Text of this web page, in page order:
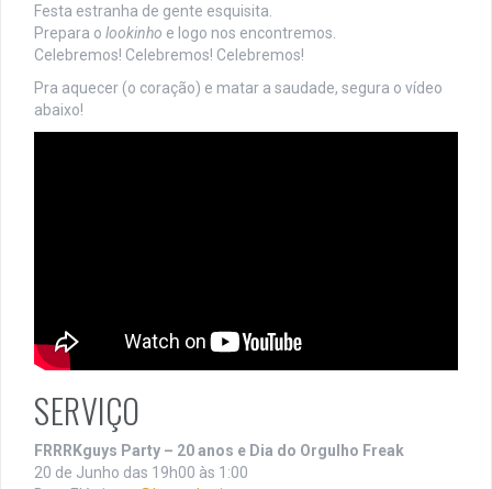
Festa estranha de gente esquisita.
Prepara o lookinho e logo nos encontremos.
Celebremos! Celebremos! Celebremos!
Pra aquecer (o coração) e matar a saudade, segura o vídeo
abaixo!
SERVIÇO
FRRRKguys Party – 20 anos e Dia do Orgulho Freak
20 de Junho das 19h00 às 1:00